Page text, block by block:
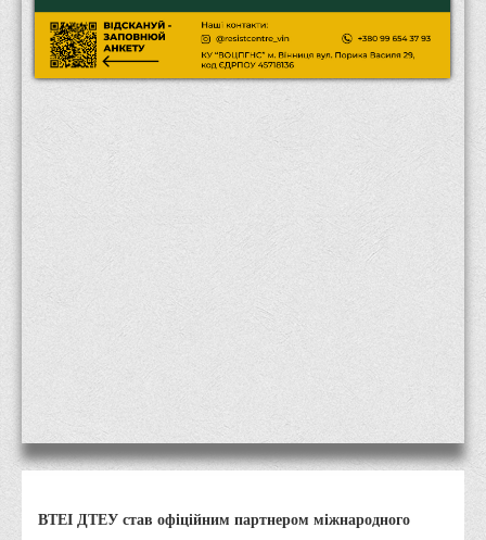
Інститут сьогодні
Місія та цілі
Публічна інформація
Заходи запобігання протиправним діям
Антикорупційні заходи
Протидія тероризму та насиллю
Як розпізнати глорифікацію збройної агресії РФ проти
України та протистояти їй?
Правила поведінки у разі виявлення вибухонебезпечних
Протидія торгівлі людьми
характеру
ВТЕІ ДТЕУ став офіційним партнером міжнародного